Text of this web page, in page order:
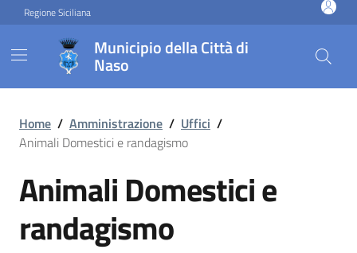
Vai ai contenuti
Vai al footer
Regione Siciliana
Municipio della Città di
Naso
Animali Domestici e
Home / Amministrazione / Uffici /
Animali Domestici e randagismo
Animali Domestici e
randagismo